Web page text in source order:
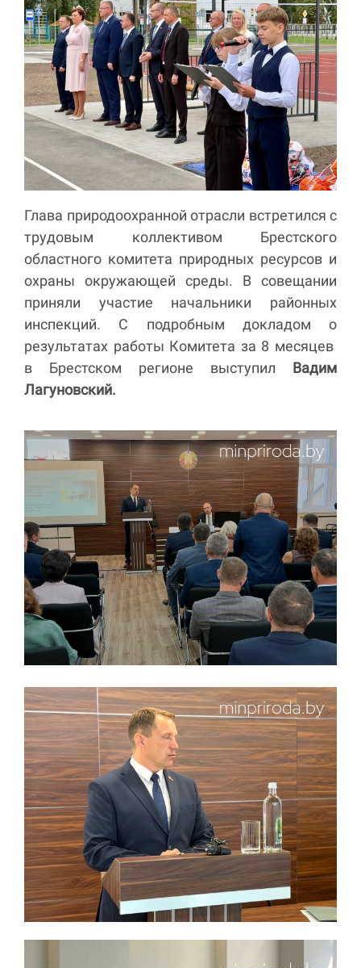
Глава природоохранной отрасли встретился с
трудовым коллективом Брестского
областного комитета природных ресурсов и
охраны окружающей среды. В совещании
приняли участие начальники районных
инспекций. С подробным докладом о
результатах работы Комитета за 8 месяцев
в Брестском регионе выступил Вадим
Лагуновский.